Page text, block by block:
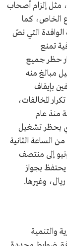
مثل إلزام أصحاب
الخاص، كما
الوافدة التي نصّ
تمنع
حظر جميع
مبالغ منه
بإيقاف
المخالفات،
منذ عام
يحظر تشغيل
الساعة الثانية
إلى منتصف
بجواز
والتنمية